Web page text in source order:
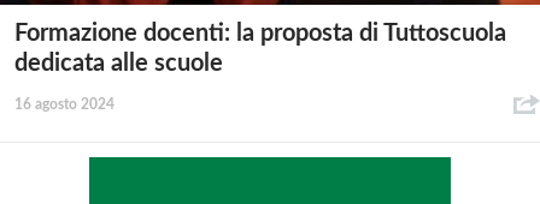
Formazione docenti: la proposta di Tuttoscuola
dedicata alle scuole
16 agosto 2024